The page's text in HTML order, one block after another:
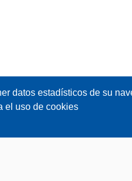
datos estadísticos de su
el uso de cookies